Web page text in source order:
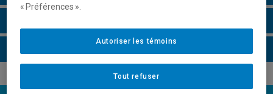
« Préférences ».
Tout refuser
Autoriser les témoins